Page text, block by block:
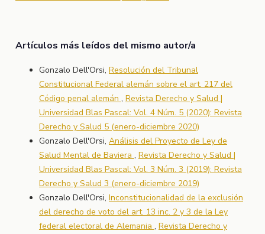
Artículos más leídos del mismo autor/a
Gonzalo Dell'Orsi, Resolución del Tribunal
Constitucional Federal alemán sobre el art. 217 del
Código penal alemán , Revista Derecho y Salud |
Universidad Blas Pascal: Vol. 4 Núm. 5 (2020): Revista
Derecho y Salud 5 (enero-diciembre 2020)
Gonzalo Dell'Orsi, Análisis del Proyecto de Ley de
Salud Mental de Baviera , Revista Derecho y Salud |
Universidad Blas Pascal: Vol. 3 Núm. 3 (2019): Revista
Derecho y Salud 3 (enero-diciembre 2019)
Gonzalo Dell'Orsi, Inconstitucionalidad de la exclusión
del derecho de voto del art. 13 inc. 2 y 3 de la Ley
federal electoral de Alemania , Revista Derecho y